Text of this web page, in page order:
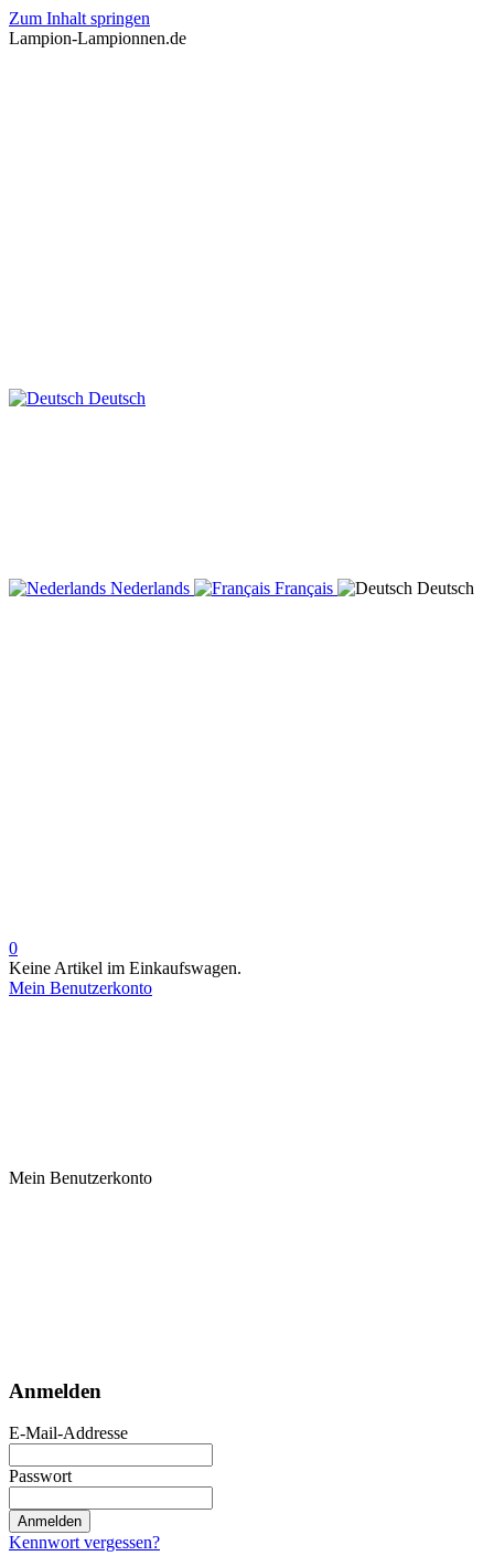
Zum Inhalt springen
Lampion-Lampionnen.de
Deutsch
Nederlands Français Deutsch
0
Keine Artikel im Einkaufswagen.
Mein Benutzerkonto
Mein Benutzerkonto
Anmelden
E-Mail-Addresse
Passwort
Anmelden
Kennwort vergessen?